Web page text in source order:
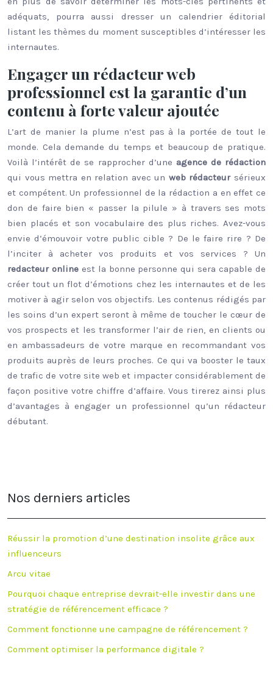
adéquats, pourra aussi dresser un calendrier éditorial
listant les thèmes du moment susceptibles d’intéresser les
internautes.
Engager un rédacteur web
professionnel est la garantie d’un
contenu à forte valeur ajoutée
L’art de manier la plume n’est pas à la portée de tout le
monde. Cela demande du temps et beaucoup de pratique.
Voilà l’intérêt de se rapprocher d’une agence de rédaction
qui vous mettra en relation avec un web rédacteur sérieux
et compétent. Un professionnel de la rédaction a en effet ce
don de faire bien « passer la pilule » à travers ses mots
bien placés et son vocabulaire des plus riches. Avez-vous
envie d’émouvoir votre public cible ? De le faire rire ? De
l’inciter à acheter vos produits et vos services ? Un
redacteur onlineest la bonne personne qui sera capable de
créer tout un flot d’émotions chez les internautes et de les
motiver à agir selon vos objectifs. Les contenus rédigés par
les soins d’un expert seront à même de toucher le cœur de
vos prospects et les transformer l’air de rien, en clients ou
en ambassadeurs de votre marque en recommandant vos
produits auprès de leurs proches. Ce qui va booster le taux
de trafic de votre site web et impacter considérablement de
façon positive votre chiffre d’affaire. Vous tirerez ainsi plus
d’avantages à engager un professionnel qu’un rédacteur
débutant.
Nos derniers articles
Réussir la promotion d’une destination insolite grâce aux
influenceurs
Arcu vitae
Pourquoi chaque entreprise devrait-elle investir dans une
stratégie de référencement efficace ?
Comment fonctionne une campagne de référencement ?
Comment optimiser la performance digitale ?